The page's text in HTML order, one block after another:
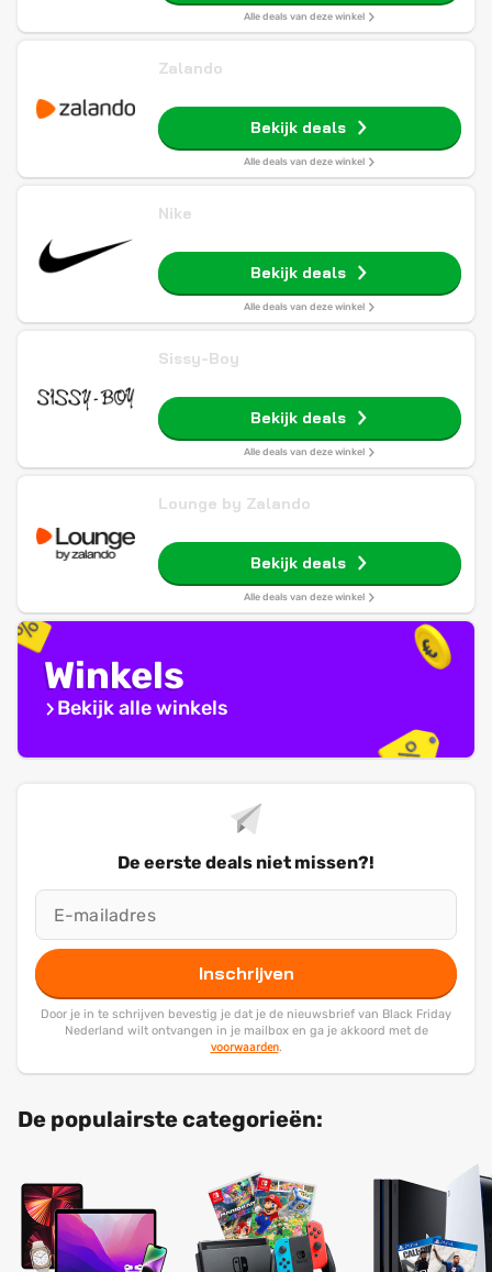
Alle deals van deze winkel
Zalando
Bekijk deals
Alle deals van deze winkel
Nike
Bekijk deals
Alle deals van deze winkel
Sissy-Boy
Bekijk deals
Alle deals van deze winkel
Lounge by Zalando
Bekijk deals
Alle deals van deze winkel
Winkels
Bekijk alle winkels
De eerste deals niet missen?!
Inschrijven
Door je in te schrijven bevestig je dat je de nieuwsbrief van Black Friday
Nederland wilt ontvangen in je mailbox en ga je akkoord met de
voorwaarden.
De populairste categorieën: